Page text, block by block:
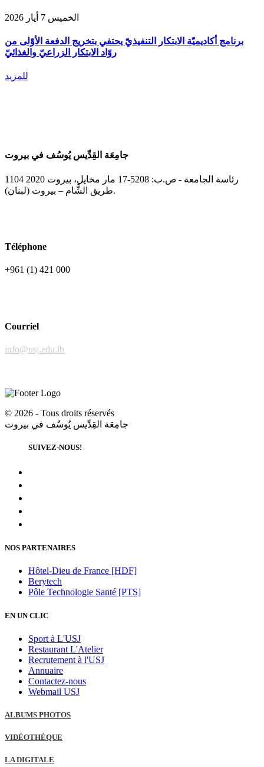
الخميس 7 أيار 2026
برنامج أكاديميّة الابتكار التنفيذيّ يحتفي بتخريج الدفعة الأوّلى من
روّاد الابتكار الزراعيّ والغذائيّ
للمزيد
جامِعَة القِدِّيس يُوسُف في بيروت
رئاسة الجامعة - ص.ب: 5208-17 مار مخايل، بيروت 2020 1104
طريق الشَّام – بيروت (لبنان).
Téléphone
+961 (1) 421 000
Courriel
info@usj.edu.lb
© 2026 - Tous droits réservés
جامِعَة القِدِّيس يُوسُف في بيروت
SUIVEZ-NOUS!
NOS PARTENAIRES
Hôtel-Dieu de France [HDF]
Berytech
Pôle Technologie Santé [PTS]
EN UN CLIC
Sport à L'USJ
Restaurant L'Atelier
Recrutement à l'USJ
Annuaire
Contactez-nous
Webmail USJ
ALBUMS PHOTOS
VIDÉOTHÈQUE
LA DIGITALE